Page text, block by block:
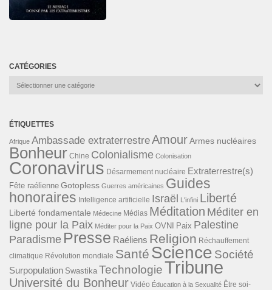
CATÉGORIES
Catégories
ÉTIQUETTES
Afrique Ambassade extraterrestreAmourArmes nucléaires
Bonheur Chine Colonialisme Colonisation
Coronavirus Désarmement nucléaire Extraterrestre(s)
Fête raélienne Gotopless Guerres américaines Guides
honoraires Intelligence artificielle Israël L'infini Liberté
Liberté fondamentale Médecine Médias Méditation Méditer en
ligne pour la Paix Méditer pour la Paix OVNI Paix Palestine
Paradisme Presse Raéliens Religion Réchauffement
climatique Révolution mondiale Santé Science Société
Surpopulation Swastika TechnologieTribune
Université du Bonheur Vidéo Éducation à la Sexualité Être soi-